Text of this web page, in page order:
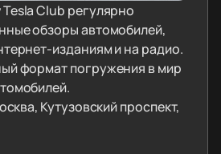
Club регулярно
обзоры автомобилей,
изданиям и на радио.
формат погружения в мир
Кутузовский проспект,